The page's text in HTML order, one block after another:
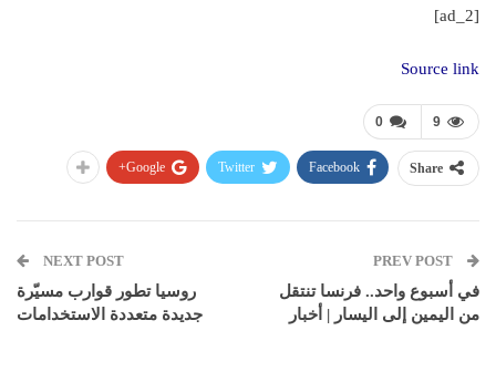
[ad_2]
Source link
0 9
Share
Facebook
Twitter
Google+
في أسبوع واحد.. فرنسا تنتقل
من اليمين إلى اليسار | أخبار
NEXT POST
روسيا تطور قوارب مسيّرة
جديدة متعددة الاستخدامات